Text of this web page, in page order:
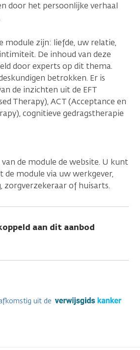
door het persoonlijke verhaal
module zijn: liefde, uw relatie,
De inhoud van deze
door experts op dit thema.
betrokken. Er is
de inzichten uit de EFT
Therapy), ACT (Acceptance en
cognitieve gedragstherapie
de module de website. U kunt
de module via uw werkgever,
zorgverzekeraar of huisarts.
aan dit aanbod
uit de